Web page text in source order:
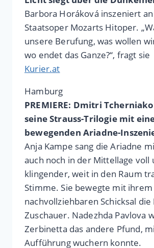
Barbora Horáková inszeniert
Staatsoper Mozarts Hitoper.
unsere Berufung, was wollen
wo endet das Ganze?“, fragt sie
Kurier.at
Hamburg
PREMIERE: Dmitri
seine Strauss-Trilogie mit
bewegenden Ariadne-
Anja Kampe sang die Ariadne
auch noch in der Mittellage voll
klingender, weit in den Raum
Stimme. Sie bewegte mit
nachvollziehbaren Schicksal
Zuschauer. Nadezhda Pavlova
Zerbinetta das andere Pfund,
Aufführung wuchern konnte.